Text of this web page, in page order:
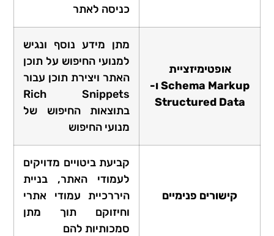
כניסה לאתר
אופטימיזציית
Schema Markup ו-
Structured Data
מתן מידע נוסף ונגיש
למנועי החיפוש על תוכן
האתר ויצירת תוכן עבור
Rich Snippets
בתוצאות החיפוש של
מנועי החיפוש
קישורים פנימיים
קביעת ביטויים מדויקים
לעמודי האתר, בניית
היררכיית עמודי אתרי
וחיזוקם תוך מתן
סמכותיות להם